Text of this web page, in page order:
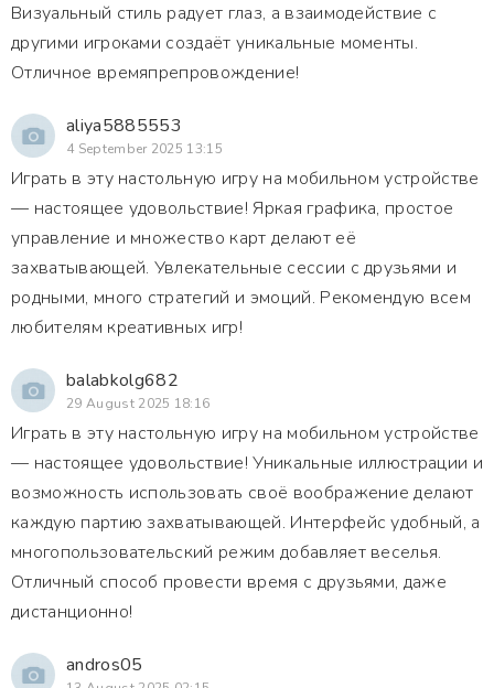
Визуальный стиль радует глаз, а взаимодействие с
другими игроками создаёт уникальные моменты.
Отличное времяпрепровождение!
aliya5885553
4 September 2025 13:15
Играть в эту настольную игру на мобильном устройстве
— настоящее удовольствие! Яркая графика, простое
управление и множество карт делают её
захватывающей. Увлекательные сессии с друзьями и
родными, много стратегий и эмоций. Рекомендую всем
любителям креативных игр!
balabkolg682
29 August 2025 18:16
Играть в эту настольную игру на мобильном устройстве
— настоящее удовольствие! Уникальные иллюстрации и
возможность использовать своё воображение делают
каждую партию захватывающей. Интерфейс удобный, а
многопользовательский режим добавляет веселья.
Отличный способ провести время с друзьями, даже
дистанционно!
andros05